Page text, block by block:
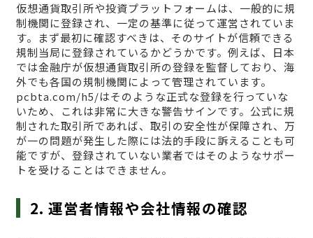
仮想通貨取引所や投資プラットフォームは、一般的に規
制機関に登録され、一定の基準に従って運営されていま
す。まず最初に確認すべきは、そのサイトが信頼できる
規制当局に登録されているかどうかです。例えば、日本
では金融庁が仮想通貨取引所の登録を監督しており、海
外でも各国の規制機関によって管理されています。
pcbta.com/h5/はそのような正式な登録を行っていな
いため、これは非常に大きな警告サインです。公式に規
制された取引所であれば、取引の安全性が保障され、万
が一の問題が発生した際には法的手段に訴えることも可
能ですが、登録されていない業者ではそのようなサポー
トを受けることはできません。
2. 運営者情報や会社情報の確認